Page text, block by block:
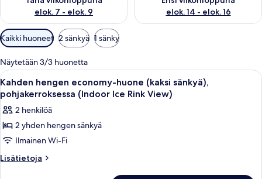
elok. 7 - elok. 9
elok. 14 - elok. 16
Huoneille
saatavilla
olevia
suodattimia
Kaikki huoneet 2 sänkyä 1 sänky
Näytetään 3/3 huonetta
Avaa
kaikki
huonetyypin
Kahden
hengen
economy-
huone
Hotellihuoneessa on kaksi puista
8
Kahden hengen economy-huone (kaksi sänkyä),
pohjakerroksessa (Indoor Ice Rink View)
2 henkilöä
2 yhden hengen sänkyä
Ilmainen Wi-Fi
Lisätietoja
Lisätietoja